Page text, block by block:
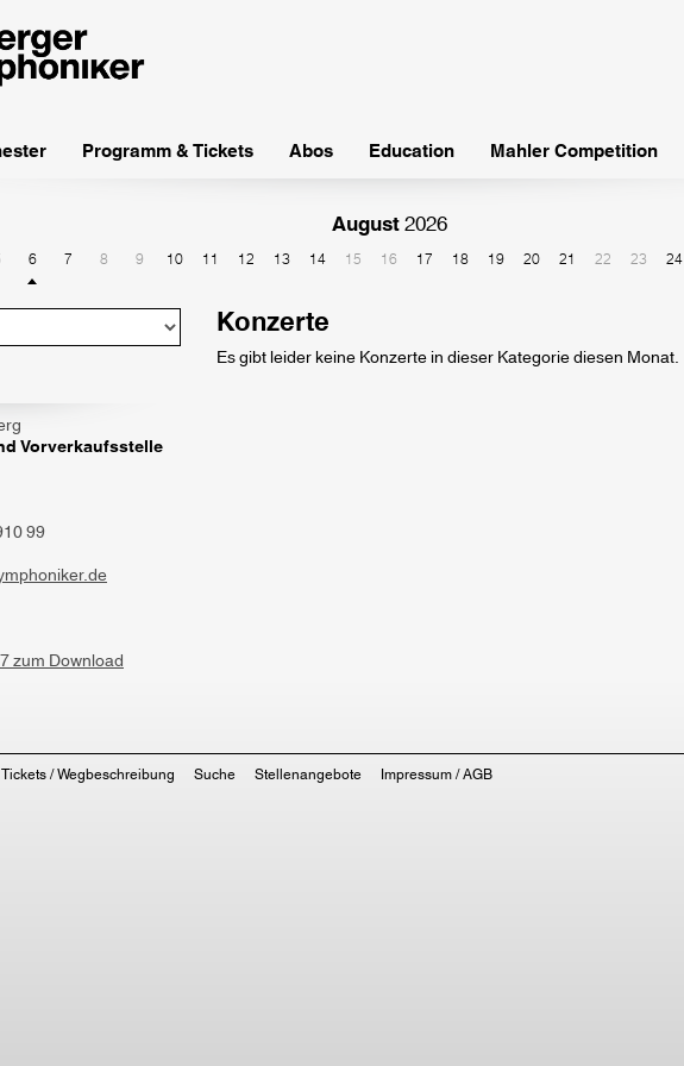
Programm & Tickets Abos Education Mahler Competition
August2026
6 7 8 9 10 11 12 13 14 15 16 17 18 19 20 21 22 23 24
Vorverkaufsstelle
99
zum Download
Konzerte
Es gibt leider keine Konzerte in dieser Kategorie diesen Monat.
Tickets / Wegbeschreibung Suche Stellenangebote
Impressum / AGB